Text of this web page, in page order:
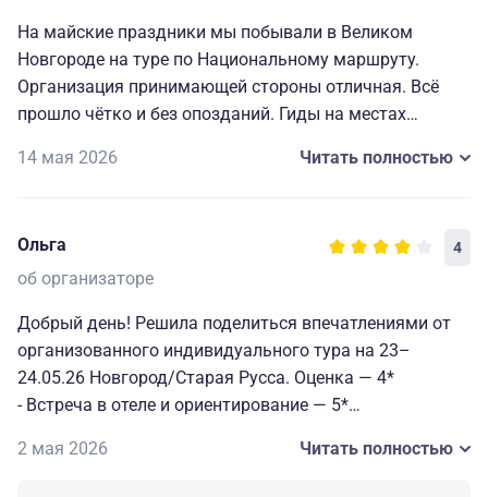
На майские праздники мы побывали в Великом
Новгороде на туре по Национальному маршруту.
Организация принимающей стороны отличная. Всё
прошло чётко и без опозданий. Гиды на местах
Марина — выше всяких похвал. Город чистый, зелёный
14 мая 2026 Читать полностью
Ольга 4
об организаторе
Добрый день! Решила поделиться впечатлениями от
организованного индивидуального тура на 23–
24.05.26 Новгород/Старая Русса. Оценка — 4*
- Встреча в отеле и ориентирование — 5*
знаний и любви к Новгороду (только немного перегруз
2 мая 2026 Читать полностью